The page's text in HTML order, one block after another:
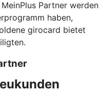
Partner werden
haben,
girocard bietet